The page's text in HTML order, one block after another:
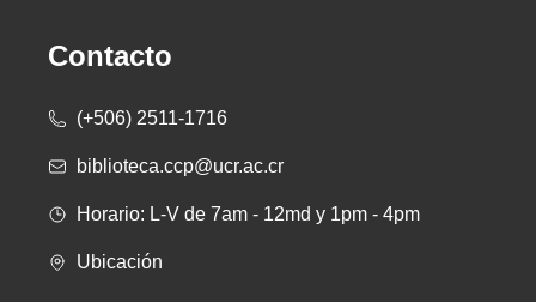
Contacto
(+506) 2511-1716
biblioteca.ccp@ucr.ac.cr
Horario: L-V de 7am - 12md y 1pm - 4pm
Ubicación